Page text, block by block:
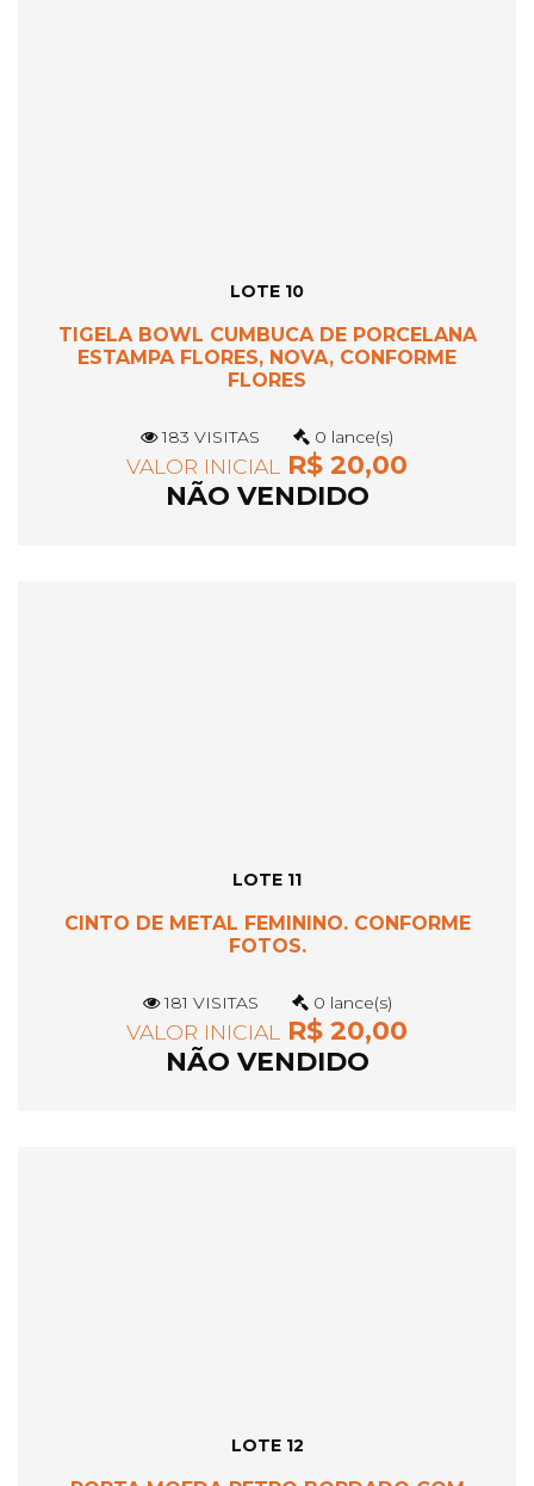
LOTE 10
TIGELA BOWL CUMBUCA DE PORCELANA
ESTAMPA FLORES, NOVA, CONFORME
FLORES
183 VISITAS 0 lance(s)
VALOR INICIAL
R$ 20,00
NÃO VENDIDO
LOTE 11
CINTO DE METAL FEMININO. CONFORME
FOTOS.
181 VISITAS 0 lance(s)
VALOR INICIAL
R$ 20,00
NÃO VENDIDO
LOTE 12